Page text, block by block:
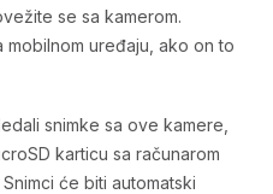
se sa kamerom.
uređaju, ako on to
snimke sa ove kamere,
karticu sa računarom
će biti automatski